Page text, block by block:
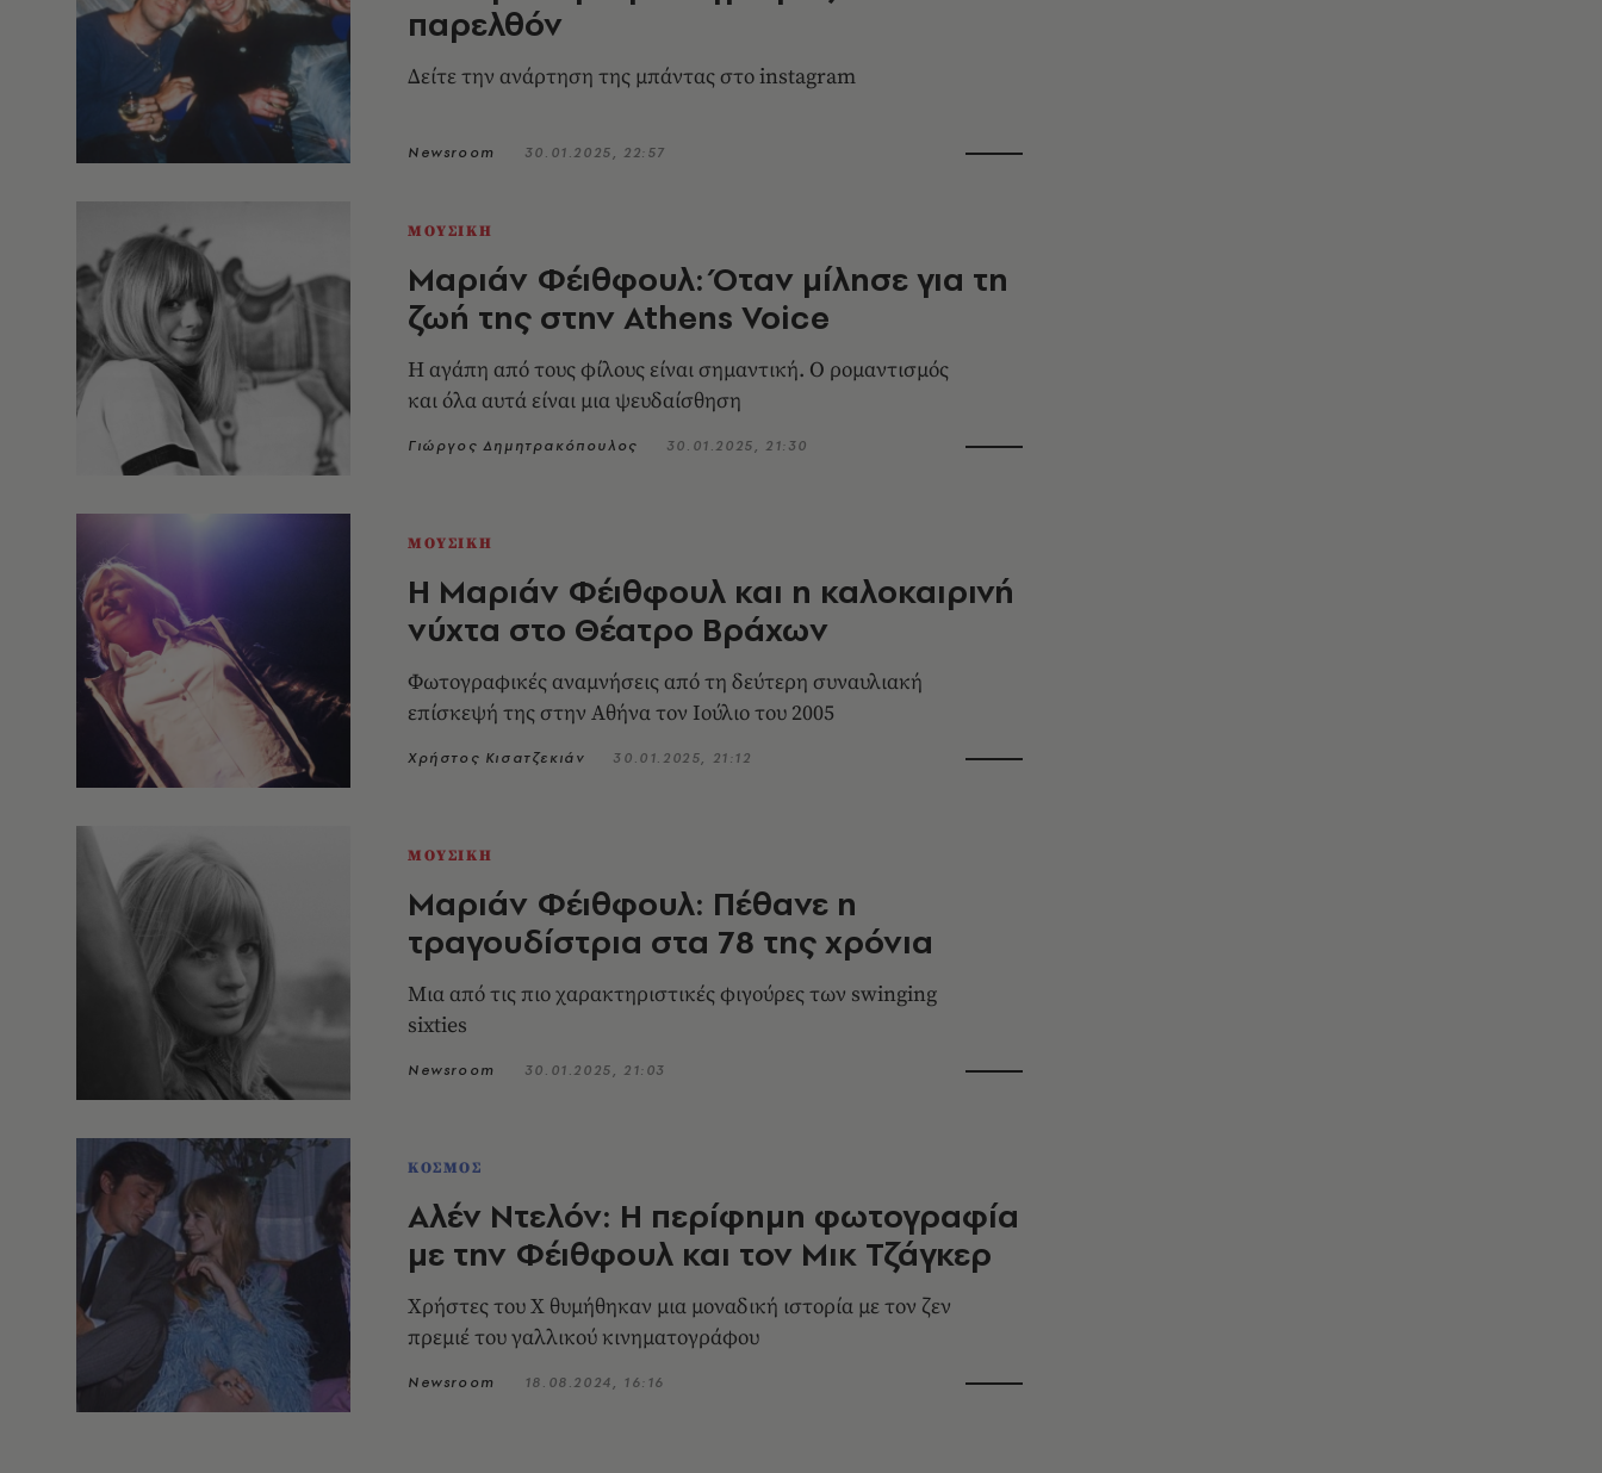
παρελθόν
Δείτε την ανάρτηση της μπάντας στο instagram
Newsroom 30.01.2025, 22:57
ΜΟΥΣΙΚΗ
Μαριάν Φέιθφουλ: Όταν μίλησε για τη
ζωή της στην Athens Voice
Η αγάπη από τους φίλους είναι σημαντική. Ο ρομαντισμός
και όλα αυτά είναι μια ψευδαίσθηση
Γιώργος Δημητρακόπουλος 30.01.2025, 21:30
ΜΟΥΣΙΚΗ
H Μαριάν Φέιθφουλ και η καλοκαιρινή
νύχτα στο Θέατρο Βράχων
Φωτογραφικές αναμνήσεις από τη δεύτερη συναυλιακή
επίσκεψή της στην Αθήνα τον Ιούλιο του 2005
Χρήστος Κισατζεκιάν 30.01.2025, 21:12
ΜΟΥΣΙΚΗ
Mαριάν Φέιθφουλ: Πέθανε η
τραγουδίστρια στα 78 της χρόνια
Μια από τις πιο χαρακτηριστικές φιγούρες των swinging
sixties
Newsroom 30.01.2025, 21:03
ΚΟΣΜΟΣ
Αλέν Ντελόν: Η περίφημη φωτογραφία
με την Φέιθφουλ και τον Μικ Τζάγκερ
Χρήστες του Χ θυμήθηκαν μια μοναδική ιστορία με τον ζεν
πρεμιέ του γαλλικού κινηματογράφου
Newsroom 18.08.2024, 16:16